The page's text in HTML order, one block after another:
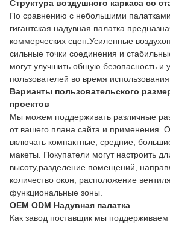
Структура воздушного каркаса со
По сравнению с небольшими
гигантская надувная палатка
коммерческих сцен.Усиленные
сильные точки соединения и
могут улучшить общую безопасность и
пользователей во время использования
Варианты пользовательского
проектов
Мы можем поддерживать различные
от вашего плана сайта и применения.
включать компактные, средние,
макеты. Покупатели могут настроить
высоту,разделение помещений,
количество окон, расположение
функциональные зоны.
OEM ODM Надувная палатка
Как завод поставщик мы